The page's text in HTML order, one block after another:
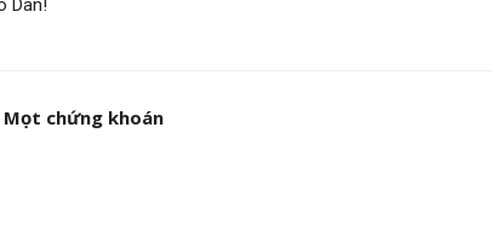
Dân!
Mọt chứng khoán